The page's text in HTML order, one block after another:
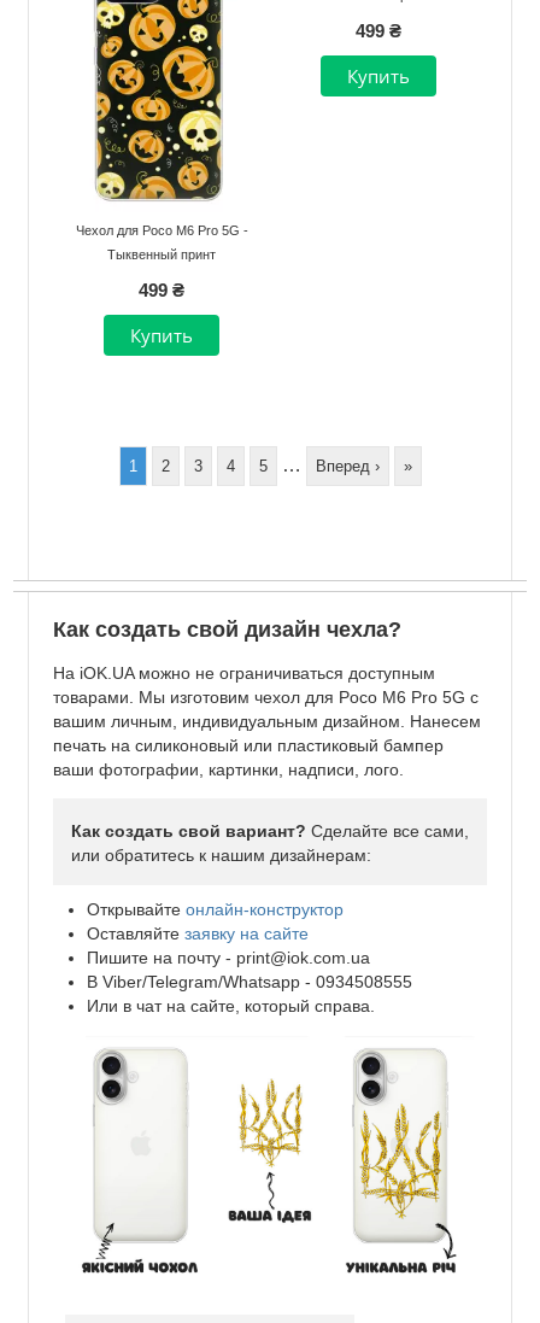
Чехол для Poco M6 Pro 5G -
Тыквенный принт
499 ₴
499 ₴
Page
1 Page
2 Page
3 Page
4 Page
5 …
Следующая
страница
Вперед ›
Последняя
страница
»
Как создать свой дизайн чехла?
На iOK.UA можно не ограничиваться доступным
товарами. Мы изготовим чехол для Poco M6 Pro 5G с
вашим личным, индивидуальным дизайном. Нанесем
печать на силиконовый или пластиковый бампер
ваши фотографии, картинки, надписи, лого.
Как создать свой вариант? Сделайте все сами,
или обратитесь к нашим дизайнерам:
Открывайте онлайн-конструктор
Оставляйте заявку на сайте
Пишите на почту - print@iok.com.ua
В Viber/Telegram/Whatsapp - 0934508555
Или в чат на сайте, который справа.